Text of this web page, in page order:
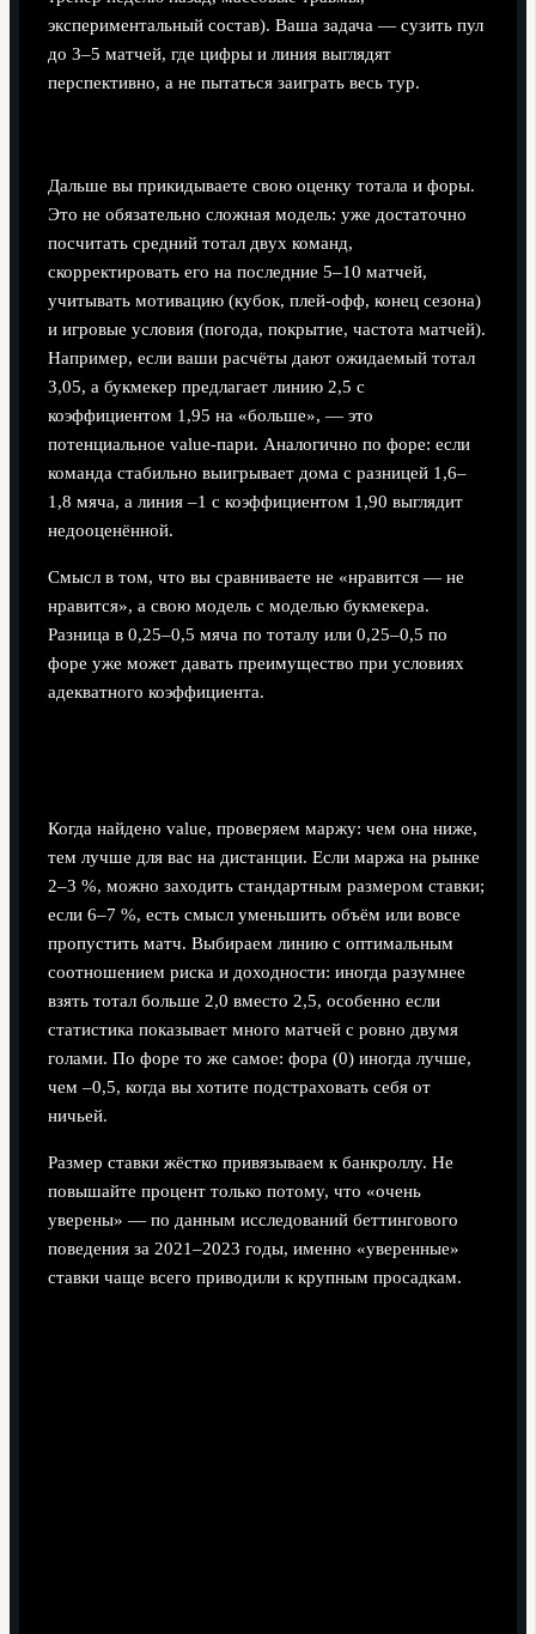
экспериментальный состав). Ваша задача — сузить пул
до 3–5 матчей, где цифры и линия выглядят
перспективно, а не пытаться заиграть весь тур.
Дальше вы прикидываете свою оценку тотала и форы.
Это не обязательно сложная модель: уже достаточно
посчитать средний тотал двух команд,
скорректировать его на последние 5–10 матчей,
учитывать мотивацию (кубок, плей‑офф, конец сезона)
и игровые условия (погода, покрытие, частота матчей).
Например, если ваши расчёты дают ожидаемый тотал
3,05, а букмекер предлагает линию 2,5 с
коэффициентом 1,95 на «больше», — это
потенциальное value‑пари. Аналогично по форе: если
команда стабильно выигрывает дома с разницей 1,6–
1,8 мяча, а линия –1 с коэффициентом 1,90 выглядит
недооценённой.
Смысл в том, что вы сравниваете не «нравится — не
нравится», а свою модель с моделью букмекера.
Разница в 0,25–0,5 мяча по тоталу или 0,25–0,5 по
форе уже может давать преимущество при условиях
адекватного коэффициента.
Когда найдено value, проверяем маржу: чем она ниже,
тем лучше для вас на дистанции. Если маржа на рынке
2–3 %, можно заходить стандартным размером ставки;
если 6–7 %, есть смысл уменьшить объём или вовсе
пропустить матч. Выбираем линию с оптимальным
соотношением риска и доходности: иногда разумнее
взять тотал больше 2,0 вместо 2,5, особенно если
статистика показывает много матчей с ровно двумя
голами. По форе то же самое: фора (0) иногда лучше,
чем –0,5, когда вы хотите подстраховать себя от
ничьей.
Размер ставки жёстко привязываем к банкроллу. Не
повышайте процент только потому, что «очень
уверены» — по данным исследований беттингового
поведения за 2021–2023 годы, именно «уверенные»
ставки чаще всего приводили к крупным просадкам.